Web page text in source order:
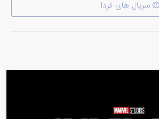
سریال های فردا